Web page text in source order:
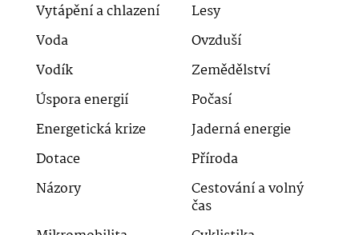
Vytápění a chlazení
Lesy
Voda
Ovzduší
Vodík
Zemědělství
Úspora energií
Počasí
Energetická krize
Jaderná energie
Dotace
Příroda
Názory
Cestování a volný
čas